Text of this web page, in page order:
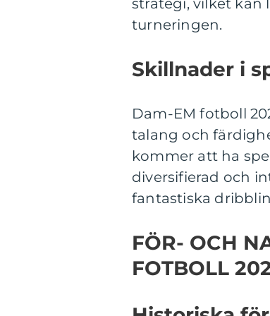
strategi, vilket kan
turneringen.
Skillnader i
Dam-EM fotboll
talang och
kommer att ha
diversifierad och
fantastiska
FÖR- OCH
FOTBOLL